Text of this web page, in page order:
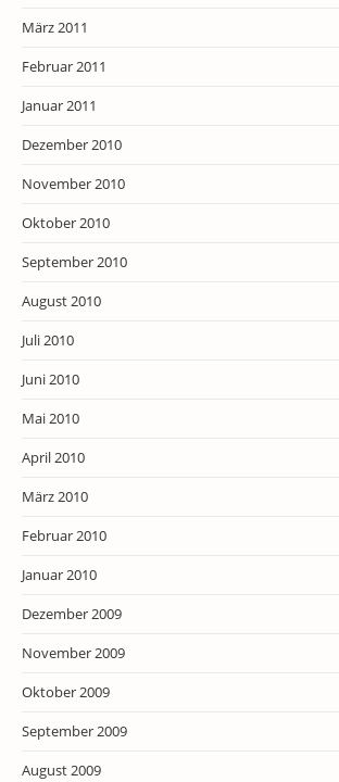
März 2011
Februar 2011
Januar 2011
Dezember 2010
November 2010
Oktober 2010
September 2010
August 2010
Juli 2010
Juni 2010
Mai 2010
April 2010
März 2010
Februar 2010
Januar 2010
Dezember 2009
November 2009
Oktober 2009
September 2009
August 2009